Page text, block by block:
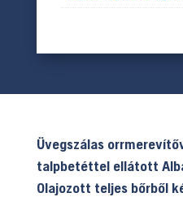
Üvegszálas
talpbetéttel ellátott
Olajozott teljes bőrből